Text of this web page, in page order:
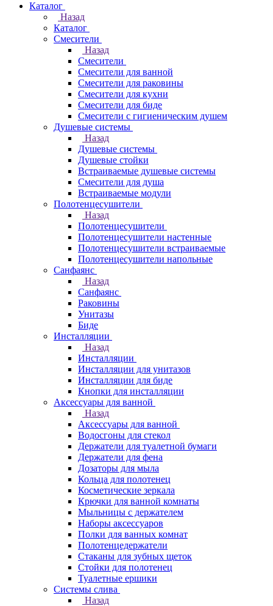
Каталог
Назад
Каталог
Смесители
Назад
Смесители
Смесители для ванной
Смесители для раковины
Смесители для кухни
Смесители для биде
Смесители с гигиеническим душем
Душевые системы
Назад
Душевые системы
Душевые стойки
Встраиваемые душевые системы
Смесители для душа
Встраиваемые модули
Полотенцесушители
Назад
Полотенцесушители
Полотенцесушители настенные
Полотенцесушители встраиваемые
Полотенцесушители напольные
Санфаянс
Назад
Санфаянс
Раковины
Унитазы
Биде
Инсталляции
Назад
Инсталляции
Инсталляции для унитазов
Инсталляции для биде
Кнопки для инсталляции
Аксессуары для ванной
Назад
Аксессуары для ванной
Водосгоны для стекол
Держатели для туалетной бумаги
Держатели для фена
Дозаторы для мыла
Кольца для полотенец
Косметические зеркала
Крючки для ванной комнаты
Мыльницы с держателем
Наборы аксессуаров
Полки для ванных комнат
Полотенцедержатели
Стаканы для зубных щеток
Стойки для полотенец
Туалетные ершики
Системы слива
Назад